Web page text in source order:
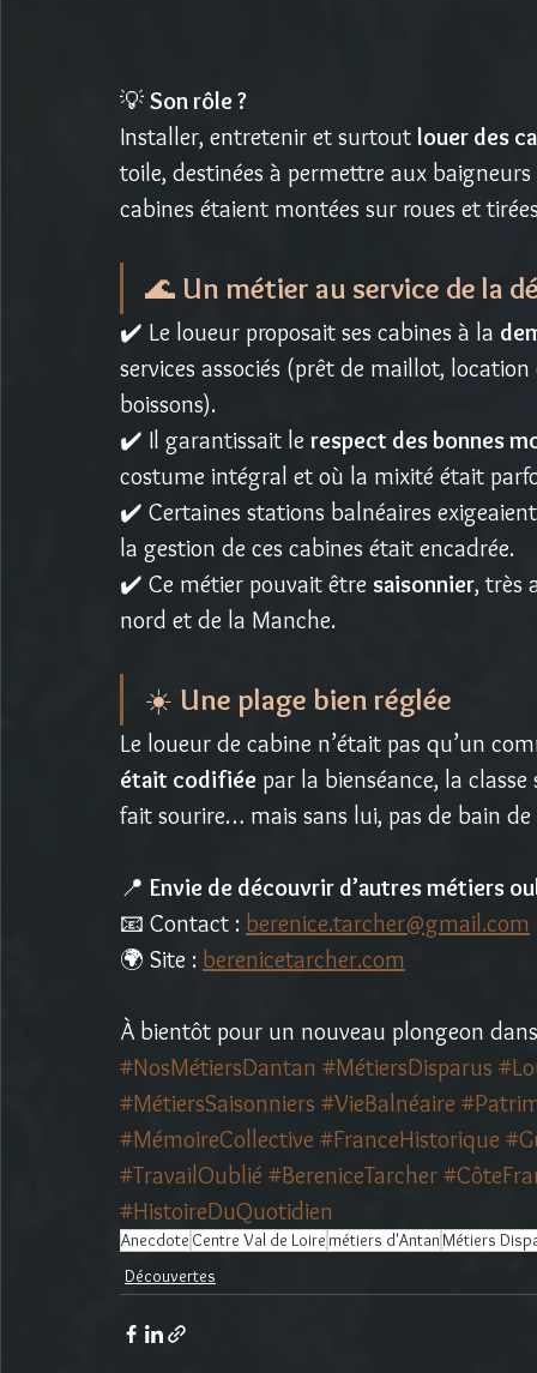
💡 Son rôle ?
Installer, entretenir et surtout louer des
toile, destinées à permettre aux
cabines étaient montées sur roues et
🌊 Un métier au service de la
✔️ Le loueur proposait ses cabines à la
services associés (prêt de maillot,
boissons).
✔️ Il garantissait le respect des bonnes
costume intégral et où la mixité était
✔️ Certaines stations balnéaires
la gestion de ces cabines était encadrée.
✔️ Ce métier pouvait être saisonnier, très
nord et de la Manche.
☀️ Une plage bien réglée
Le loueur de cabine n’était pas qu’un
était codifiée par la bienséance, la
fait sourire… mais sans lui, pas de bain
📍 Envie de découvrir d’autres métiers
📧 Contact : berenice.tarcher@gmail.com
🌍 Site : berenicetarcher.com
À bientôt pour un nouveau plongeon
#NosMétiersDantan #MétiersDisparus
#MétiersSaisonniers #VieBalnéaire
#MémoireCollective #FranceHistorique
#TravailOublié #BereniceTarcher
#HistoireDuQuotidien
Anecdote Centre Val de Loiremétiers d'AntanMétiers
Découvertes